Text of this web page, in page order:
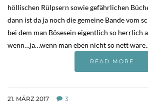
höllischen Rülpsern sowie gefährlichen
dann ist da ja noch die gemeine Bande vom
bei dem man Bösesein eigentlich so herrlich
wenn…ja…wenn man eben nicht so nett
READ MORE
21. MÄRZ 2017 3